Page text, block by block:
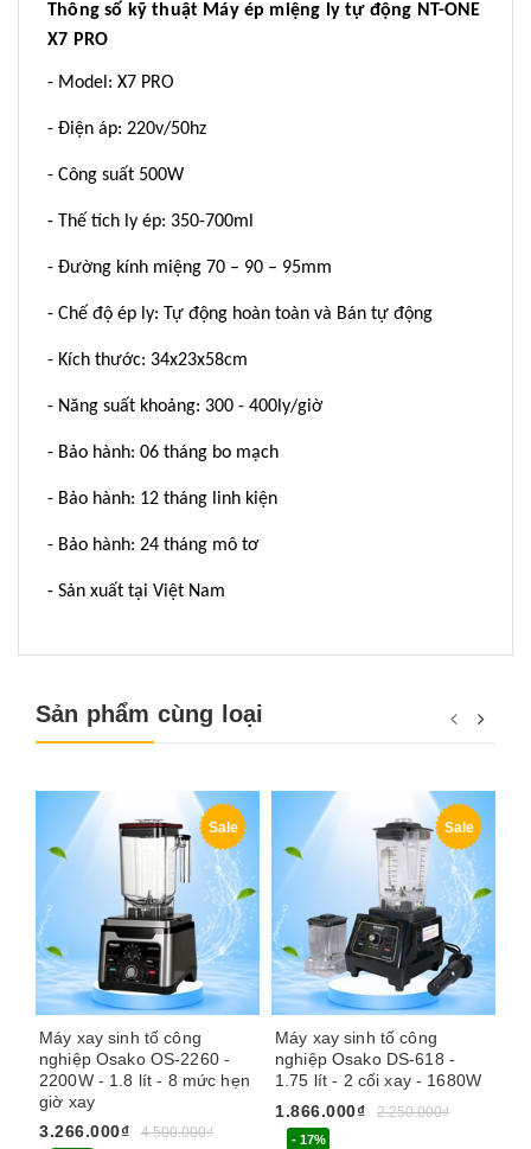
Thông số kỹ thuật Máy ép miệng ly tự động NT-ONE
X7 PRO
- Model: X7 PRO
- Điện áp: 220v/50hz
- Công suất 500W
- Thế tích ly ép: 350-700ml
- Đường kính miệng 70 – 90 – 95mm
- Chế độ ép ly: Tự động hoàn toàn và Bán tự động
- Kích thước: 34x23x58cm
- Năng suất khoảng: 300 - 400ly/giờ
- Bảo hành: 06 tháng bo mạch
- Bảo hành: 12 tháng linh kiện
- Bảo hành: 24 tháng mô tơ
- Sản xuất tại Việt Nam
Sản phẩm cùng loại
Sale
Máy xay sinh tố công
nghiệp Osako OS-2260 -
2200W - 1.8 lít - 8 mức hẹn
giờ xay
3.266.000₫
4.500.000₫
Sale
Máy xay sinh tố công
nghiệp Osako DS-618 -
1.75 lít - 2 cối xay - 1680W
1.866.000₫
2.250.000₫
- 17%